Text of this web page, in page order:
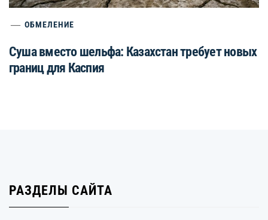
ОБМЕЛЕНИЕ
Суша вместо шельфа: Казахстан требует новых
границ для Каспия
РАЗДЕЛЫ САЙТА